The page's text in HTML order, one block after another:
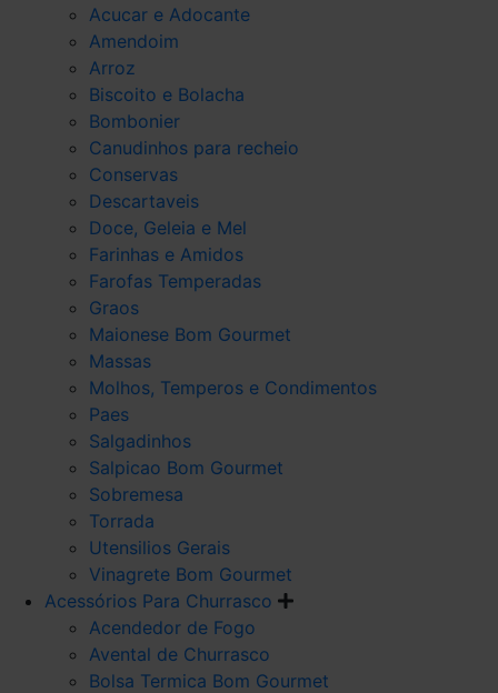
Acucar e Adocante
Amendoim
Arroz
Biscoito e Bolacha
Bombonier
Canudinhos para recheio
Conservas
Descartaveis
Doce, Geleia e Mel
Farinhas e Amidos
Farofas Temperadas
Graos
Maionese Bom Gourmet
Massas
Molhos, Temperos e Condimentos
Paes
Salgadinhos
Salpicao Bom Gourmet
Sobremesa
Torrada
Utensilios Gerais
Vinagrete Bom Gourmet
Acessórios Para Churrasco
Acendedor de Fogo
Avental de Churrasco
Bolsa Termica Bom Gourmet